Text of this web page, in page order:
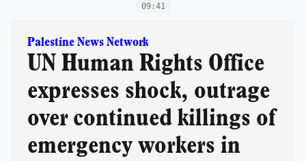
09:41
Palestine News Network
UN Human Rights Office
expresses shock, outrage
over continued killings of
emergency workers in